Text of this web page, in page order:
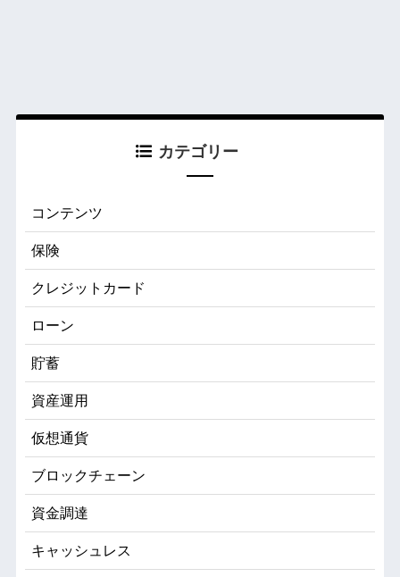
カテゴリー
コンテンツ
保険
クレジットカード
ローン
貯蓄
資産運用
仮想通貨
ブロックチェーン
資金調達
キャッシュレス